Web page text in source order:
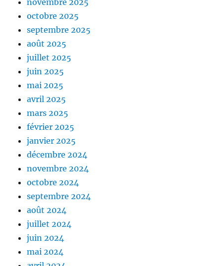
octobre 2025
septembre 2025
août 2025
juillet 2025
juin 2025
mai 2025
avril 2025
mars 2025
février 2025
janvier 2025
décembre 2024
novembre 2024
octobre 2024
septembre 2024
août 2024
juillet 2024
juin 2024
mai 2024